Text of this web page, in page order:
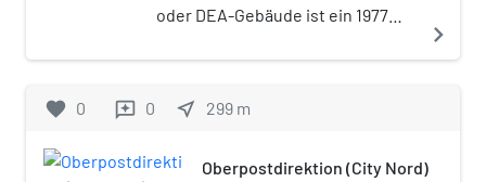
oder DEA-Gebäude ist ein 1977
in der Hamburger Bürostadt City
zentralen Verwaltungssitze der
wurde 2020 unter Denkmalschutz
navigate_next
favorite 0 reviews 0 near_me 299 m
Oberpostdirektion (City Nord)